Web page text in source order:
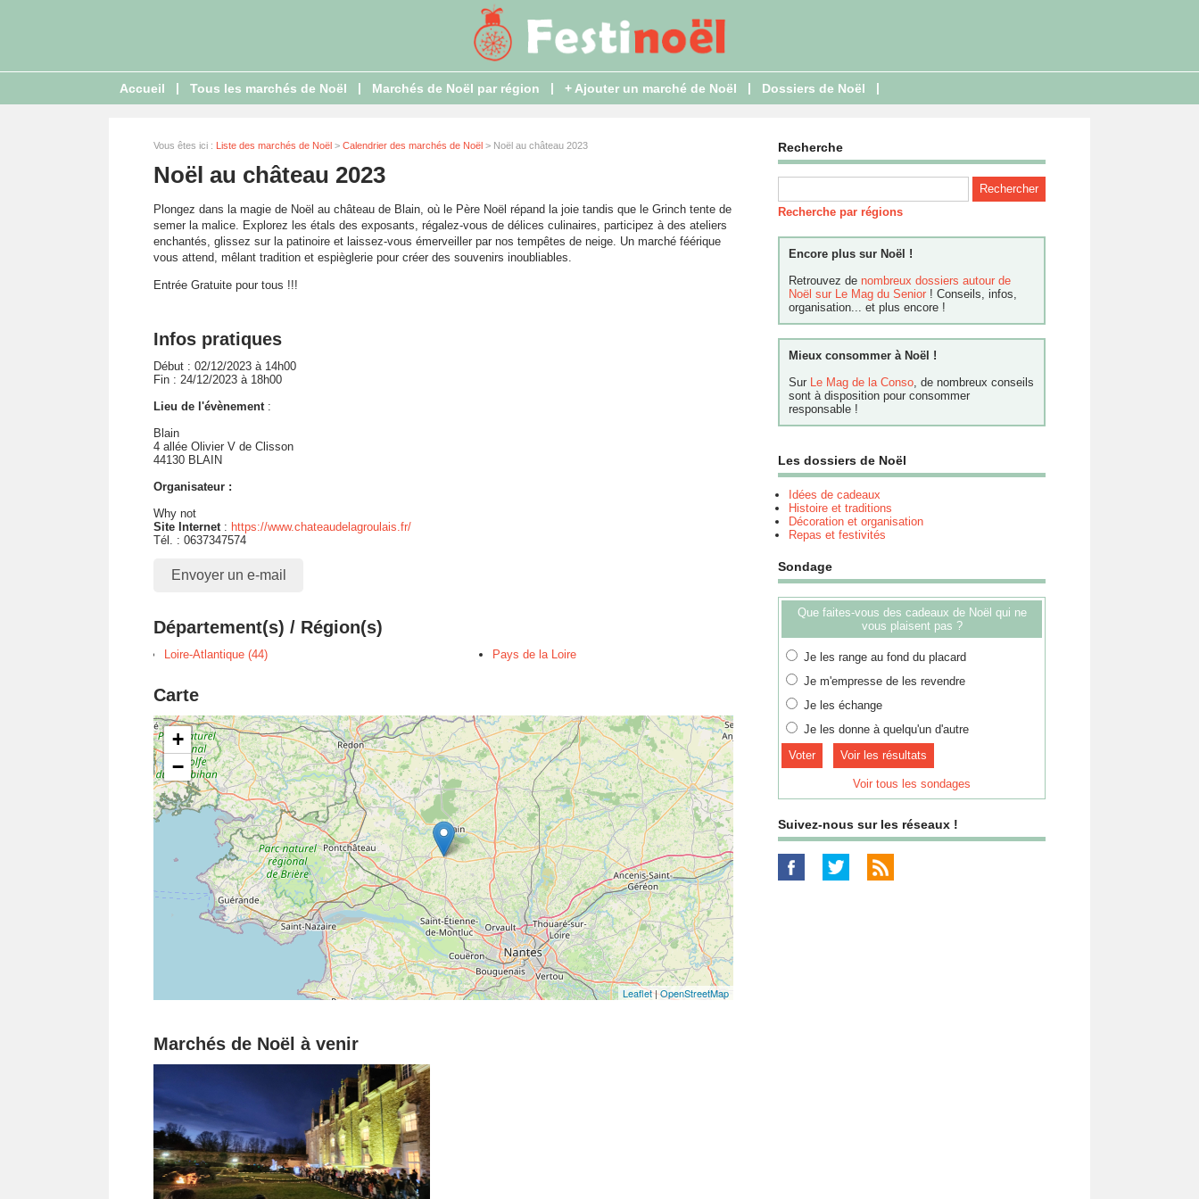
Accueil | Tous les marchés de Noël | Marchés de Noël par région | + Ajouter un marché de Noël | Dossiers de Noël |
Vous êtes ici : Liste des marchés de Noël > Calendrier des marchés de Noël > Noël au château 2023
Noël au château 2023
Plongez dans la magie de Noël au château de Blain, où le Père Noël répand la joie tandis que le Grinch tente de
semer la malice. Explorez les étals des exposants, régalez-vous de délices culinaires, participez à des ateliers
enchantés, glissez sur la patinoire et laissez-vous émerveiller par nos tempêtes de neige. Un marché féérique
vous attend, mêlant tradition et espièglerie pour créer des souvenirs inoubliables.
Entrée Gratuite pour tous !!!
Infos pratiques
Début : 02/12/2023 à 14h00
Fin : 24/12/2023 à 18h00
Lieu de l'évènement:
Blain
4 allée Olivier V de Clisson
44130 BLAIN
Organisateur :
Why not
Site Internet: https://www.chateaudelagroulais.fr/
Tél. : 0637347574
Envoyer un e-mail
Département(s) / Région(s)
Loire-Atlantique (44) Pays de la Loire
Carte
+
−
Leaflet|OpenStreetMap
Marchés de Noël à venir
Recherche
Recherche par régions
Encore plus sur Noël !
Retrouvez de nombreux dossiers autour de
Noël sur Le Mag du Senior ! Conseils, infos,
organisation... et plus encore !
Mieux consommer à Noël !
Sur Le Mag de la Conso, de nombreux conseils
sont à disposition pour consommer
responsable !
Les dossiers de Noël
Idées de cadeaux
Histoire et traditions
Décoration et organisation
Repas et festivités
Sondage
Que faites-vous des cadeaux de Noël qui ne
vous plaisent pas ?
Je les range au fond du placard
Je m'empresse de les revendre
Je les échange
Je les donne à quelqu'un d'autre
Voir les résultats
Voir tous les sondages
Suivez-nous sur les réseaux !